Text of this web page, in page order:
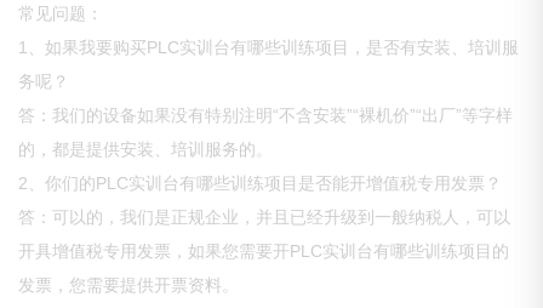
常见问题：
1、如果我要购买PLC实训台有哪些训练项目，是否有安装、培训服
务呢？
答：我们的设备如果没有特别注明“不含安装”“裸机价”“出厂”等字样
的，都是提供安装、培训服务的。
2、你们的PLC实训台有哪些训练项目是否能开增值税专用发票？
答：可以的，我们是正规企业，并且已经升级到一般纳税人，可以
开具增值税专用发票，如果您需要开PLC实训台有哪些训练项目的
发票，您需要提供开票资料。